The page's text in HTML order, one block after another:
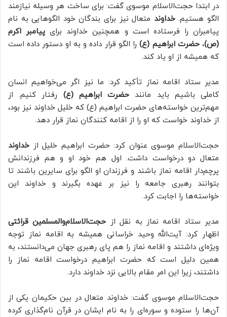
در ابتدا حجت‌الاسلام موسوی گفت: برای ساخت هر وسیله نیازمند
الگو هستیم.خداوند متعال نیز برای بندگان خود الگوهایی به نام
پیامبران را فرستاده است و همچنین خداوند برای پیامبر اکرم
(ص)،حضرت ابراهیم (ع)را الگو قرار داده و به او دستور داده است
که همیشه از او یاد کند.
مدیر ستاد اقامه نماز تأکید کرد: ما نیز اگر می‌خواهیم انسان
کاملی باشیم باید مانند حضرت ابراهیم (ع) رفتار کنیم. از
مهم‌ترین خواسته‌های حضرت ابراهیم (ع) که خلیل خداوند نیز بود،
از خداوند خواست که او را از اقامه کنندگان نماز قرار دهد.
حجت‌الاسلام موسوی عنوان کرد: حضرت ابراهیم خلیل از خداوند
متعال دو درخواست داشت. اول هم خود او و هم فرزندانش
پرچم‌دار اقامه نماز باشند و فرزندان او الگو برای سایرین باشند تا
بتوانند رهبری جامعه را نیز بر عهده بگیرند و خداوند این
خواسته‌ها را اجابت کرد.
مدیر ستاد اقامه نماز به نقل از حجت‌الاسلام‌والمسلمین قرائتی
اظهار کرد: آیت‌الله وحید خراسانی همیشه به اقامه نماز توجه
ویژه‌ای داشتند و اقامه نماز را هم پای رهبری جهان می‌دانستند، به
همین دلیل است که حضرت ابراهیم درخواست اقامه نماز را
داشتند، زیرا این امر مقام بالایی نزد خداوند دارد.
حجت‌الاسلام موسوی گفت: خداوند متعال در بین حکیمان یکی از
آن‌ها را ستوده و سوره‌ای را به نام ایشان در قرآن نام‌گذاری کرده